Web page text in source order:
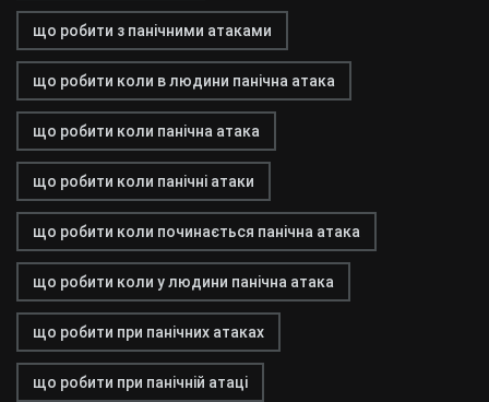
що робити з панічними атаками
що робити коли в людини панічна атака
що робити коли панічна атака
що робити коли панічні атаки
що робити коли починається панічна атака
що робити коли у людини панічна атака
що робити при панічних атаках
що робити при панічній атаці